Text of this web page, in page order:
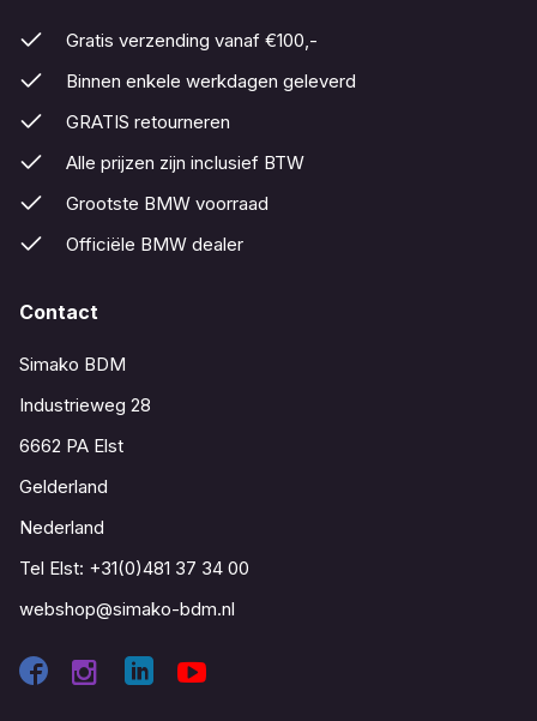
Gratis verzending vanaf €100,-
Binnen enkele werkdagen geleverd
GRATIS retourneren
Alle prijzen zijn inclusief BTW
Grootste BMW voorraad
Officiële BMW dealer
Contact
Simako BDM
Industrieweg 28
6662 PA Elst
Gelderland
Nederland
Tel Elst: +31(0)481 37 34 00
webshop@simako-bdm.nl